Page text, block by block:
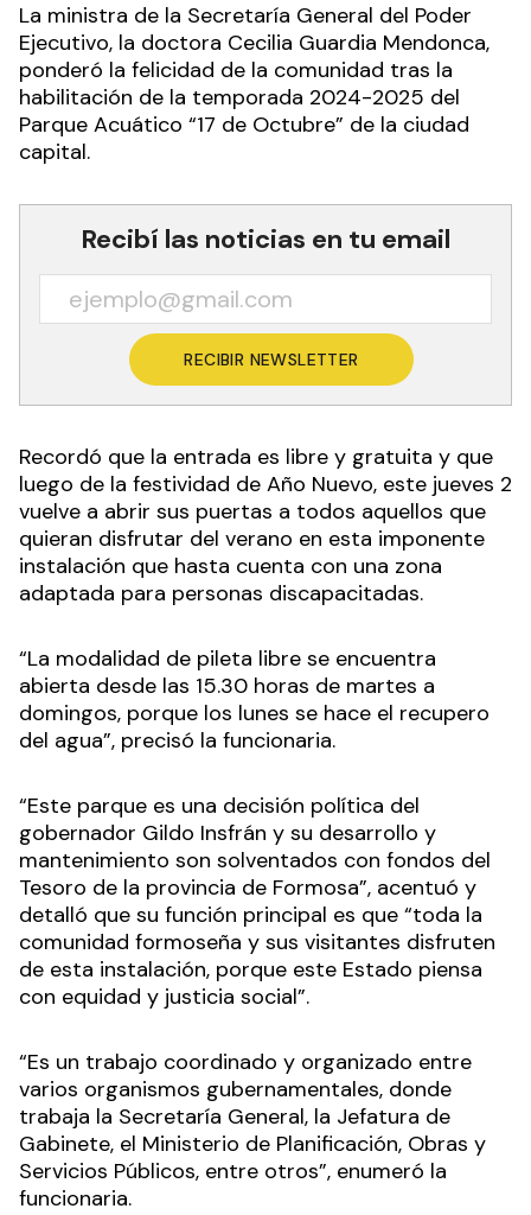
La ministra de la Secretaría General del Poder
Ejecutivo, la doctora Cecilia Guardia Mendonca,
ponderó la felicidad de la comunidad tras la
habilitación de la temporada 2024-2025 del
Parque Acuático “17 de Octubre” de la ciudad
capital.
Recibí las noticias en tu email
RECIBIR NEWSLETTER
Recordó que la entrada es libre y gratuita y que
luego de la festividad de Año Nuevo, este jueves 2
vuelve a abrir sus puertas a todos aquellos que
quieran disfrutar del verano en esta imponente
instalación que hasta cuenta con una zona
adaptada para personas discapacitadas.
“La modalidad de pileta libre se encuentra
abierta desde las 15.30 horas de martes a
domingos, porque los lunes se hace el recupero
del agua”, precisó la funcionaria.
“Este parque es una decisión política del
gobernador Gildo Insfrán y su desarrollo y
mantenimiento son solventados con fondos del
Tesoro de la provincia de Formosa”, acentuó y
detalló que su función principal es que “toda la
comunidad formoseña y sus visitantes disfruten
de esta instalación, porque este Estado piensa
con equidad y justicia social”.
“Es un trabajo coordinado y organizado entre
varios organismos gubernamentales, donde
trabaja la Secretaría General, la Jefatura de
Gabinete, el Ministerio de Planificación, Obras y
Servicios Públicos, entre otros”, enumeró la
funcionaria.